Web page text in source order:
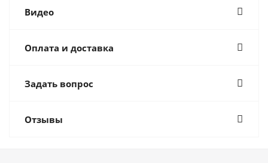
Видео
Оплата и доставка
Задать вопрос
Отзывы